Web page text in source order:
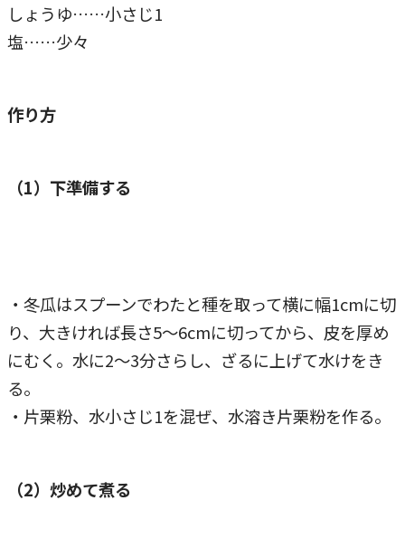
しょうゆ……小さじ1
塩……少々
作り方
（1）下準備する
・冬瓜はスプーンでわたと種を取って横に幅1cmに切
り、大きければ長さ5～6cmに切ってから、皮を厚め
にむく。水に2～3分さらし、ざるに上げて水けをき
る。
・片栗粉、水小さじ1を混ぜ、水溶き片栗粉を作る。
（2）炒めて煮る